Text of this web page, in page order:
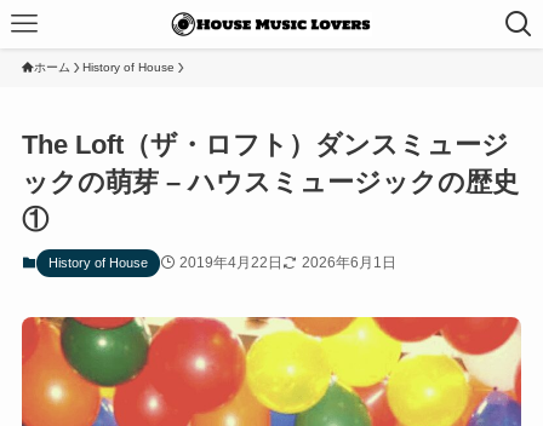
ホーム History of House
The Loft（ザ・ロフト）ダンスミュージ
ックの萌芽 – ハウスミュージックの歴史
①
History of House 2019年4月22日 2026年6月1日